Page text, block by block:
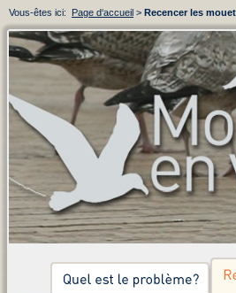
Vous-êtes ici: Page d‘accueil > Recencer les